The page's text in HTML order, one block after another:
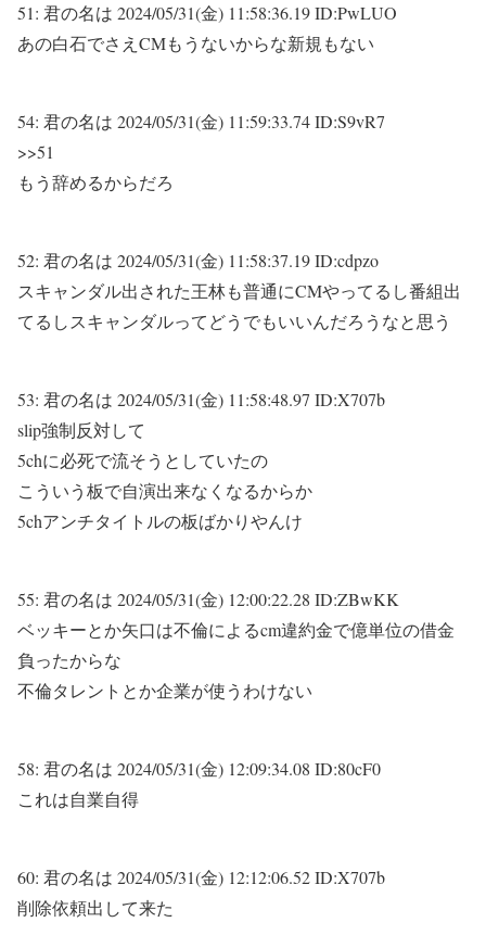
51: 君の名は 2024/05/31(金) 11:58:36.19 ID:PwLUO
あの白石でさえCMもうないからな新規もない
54: 君の名は 2024/05/31(金) 11:59:33.74 ID:S9vR7
>>51
もう辞めるからだろ
52: 君の名は 2024/05/31(金) 11:58:37.19 ID:cdpzo
スキャンダル出された王林も普通にCMやってるし番組出
てるしスキャンダルってどうでもいいんだろうなと思う
53: 君の名は 2024/05/31(金) 11:58:48.97 ID:X707b
slip強制反対して
5chに必死で流そうとしていたの
こういう板で自演出来なくなるからか
5chアンチタイトルの板ばかりやんけ
55: 君の名は 2024/05/31(金) 12:00:22.28 ID:ZBwKK
ベッキーとか矢口は不倫によるcm違約金で億単位の借金
負ったからな
不倫タレントとか企業が使うわけない
58: 君の名は 2024/05/31(金) 12:09:34.08 ID:80cF0
これは自業自得
60: 君の名は 2024/05/31(金) 12:12:06.52 ID:X707b
削除依頼出して来た